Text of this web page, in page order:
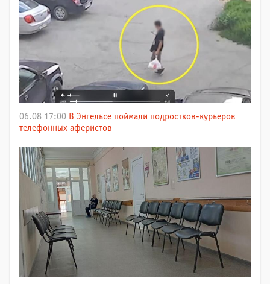
06.08 17:00 В Энгельсе поймали подростков-курьеров
телефонных аферистов